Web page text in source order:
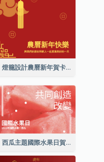
燈籠設計農曆新年賀卡
西瓜主題國際水果日賀卡